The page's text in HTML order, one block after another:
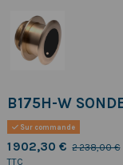
B175H-W
Sur commande
1 902,30 € 2 238,00 €
TTC